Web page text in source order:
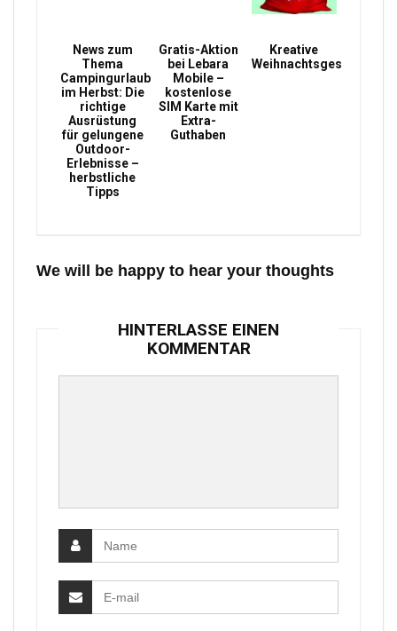
News zum
Thema
Campingurlaub
im Herbst: Die
richtige
Ausrüstung
für gelungene
Outdoor-
Erlebnisse –
herbstliche
Tipps
Gratis-Aktion
bei Lebara
Mobile –
kostenlose
SIM Karte mit
Extra-
Guthaben
Kreative
Weihnachtsgeschenke
We will be happy to hear your thoughts
HINTERLASSE EINEN
KOMMENTAR